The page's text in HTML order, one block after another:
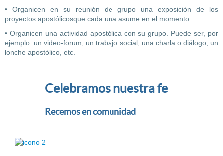
• Organicen en su reunión de grupo una exposición de los
proyectos apostólicosque cada una asume en el momento.
• Organicen una actividad apostólica con su grupo. Puede ser, por
ejemplo: un video-forum, un trabajo social, una charla o diálogo, un
lonche apostólico, etc.
Celebramos nuestra fe
Recemos en comunidad